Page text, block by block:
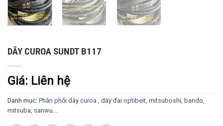
DÂY CUROA SUNDT B117
Giá: Liên hệ
Danh mục: Phân phối dây curoa , dây đai optibeit, mitsuboshi, bando,
mitsuba, sanwu....